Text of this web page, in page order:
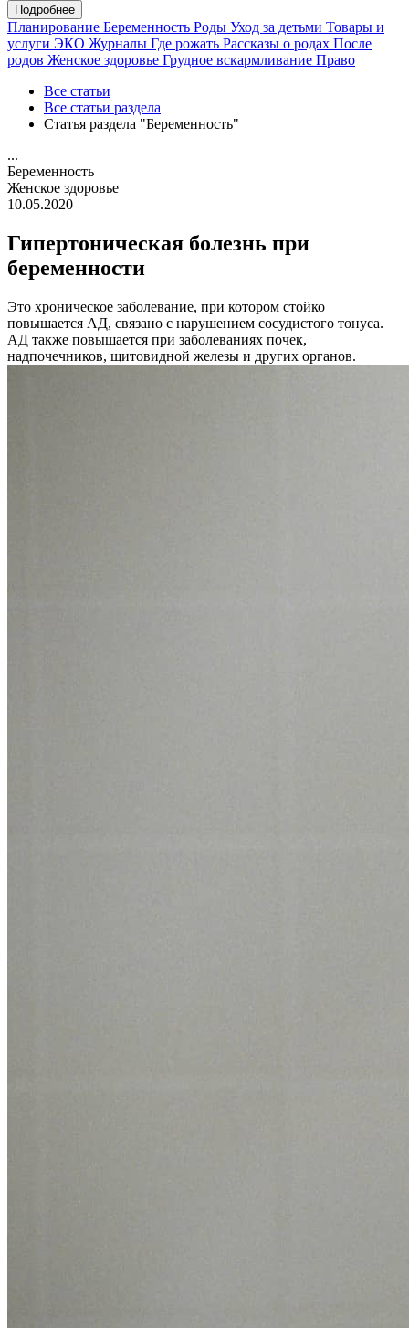
Подробнее
Планирование Беременность Роды Уход за детьми Товары и
услуги ЭКО Журналы Где рожать Рассказы о родах После
родов Женское здоровье Грудное вскармливание Право
Все статьи
Все статьи раздела
Статья раздела "Беременность"
...
Беременность
Женское здоровье
10.05.2020
Гипертоническая болезнь при
беременности
Это хроническое заболевание, при котором стойко
повышается АД, связано с нарушением сосудистого тонуса.
АД также повышается при заболеваниях почек,
надпочечников, щитовидной железы и других органов.